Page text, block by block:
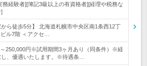
務経験者][簿記3級以上の有資格者][経理や税務な
]
から徒歩5分】 北海道札幌市中央区南1条西12丁
ル7階 ＜アクセ…
～250,000円※試用期間3ヶ月あり（同条件）※経
、優遇いたします。※待遇条…